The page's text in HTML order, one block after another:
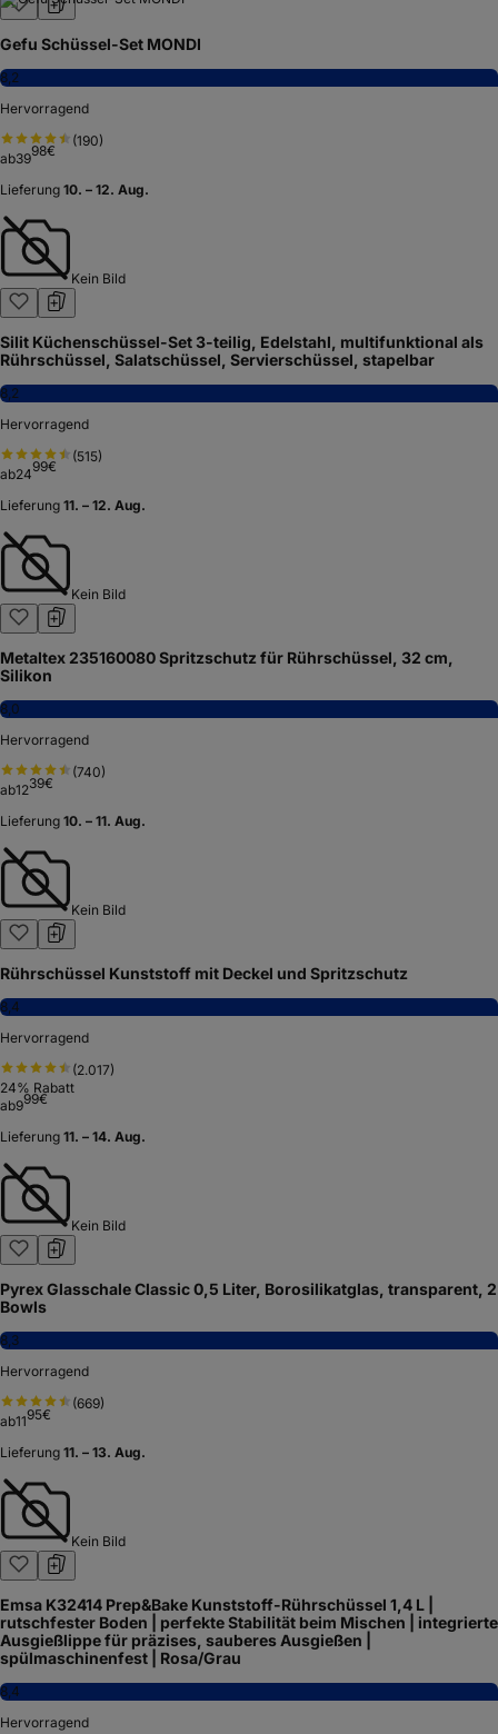
Gefu Schüssel-Set MONDI
8,2
Hervorragend
(190)
ab3998€
Lieferung 10. – 12. Aug.
Kein Bild
Silit Küchenschüssel-Set 3-teilig, Edelstahl, multifunktional als
Rührschüssel, Salatschüssel, Servierschüssel, stapelbar
8,2
Hervorragend
(515)
ab2499€
Lieferung 11. – 12. Aug.
Kein Bild
Metaltex 235160080 Spritzschutz für Rührschüssel, 32 cm,
Silikon
8,0
Hervorragend
(740)
ab1239€
Lieferung 10. – 11. Aug.
Kein Bild
Rührschüssel Kunststoff mit Deckel und Spritzschutz
8,4
Hervorragend
(2.017)
24% Rabatt
ab999€
Lieferung 11. – 14. Aug.
Kein Bild
Pyrex Glasschale Classic 0,5 Liter, Borosilikatglas, transparent, 2
Bowls
8,3
Hervorragend
(669)
ab1195€
Lieferung 11. – 13. Aug.
Kein Bild
Emsa K32414 Prep&Bake Kunststoff-Rührschüssel 1,4 L |
rutschfester Boden | perfekte Stabilität beim Mischen | integrierte
Ausgießlippe für präzises, sauberes Ausgießen |
spülmaschinenfest | Rosa/Grau
8,4
Hervorragend